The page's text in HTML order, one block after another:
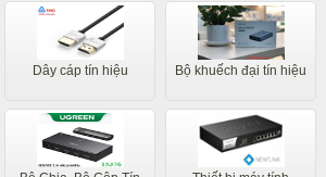
Dây cáp tín hiệu Bộ khuếch đại tín hiệu